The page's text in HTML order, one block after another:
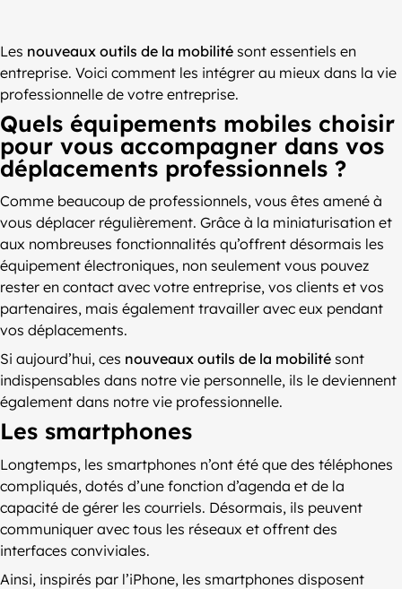
Les nouveaux outils de la mobilité sont essentiels en
entreprise. Voici comment les intégrer au mieux dans la vie
professionnelle de votre entreprise.
Quels équipements mobiles choisir
pour vous accompagner dans vos
déplacements professionnels ?
Comme beaucoup de professionnels, vous êtes amené à
vous déplacer régulièrement. Grâce à la miniaturisation et
aux nombreuses fonctionnalités qu’offrent désormais les
équipement électroniques, non seulement vous pouvez
rester en contact avec votre entreprise, vos clients et vos
partenaires, mais également travailler avec eux pendant
vos déplacements.
Si aujourd’hui, ces nouveaux outils de la mobilité sont
indispensables dans notre vie personnelle, ils le deviennent
également dans notre vie professionnelle.
Les smartphones
Longtemps, les smartphones n’ont été que des téléphones
compliqués, dotés d’une fonction d’agenda et de la
capacité de gérer les courriels. Désormais, ils peuvent
communiquer avec tous les réseaux et offrent des
interfaces conviviales.
Ainsi, inspirés par l’iPhone, les smartphones disposent